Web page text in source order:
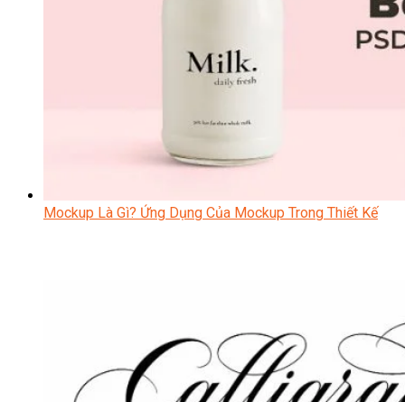
Mockup Là Gì? Ứng Dụng Của Mockup Trong Thiết Kế